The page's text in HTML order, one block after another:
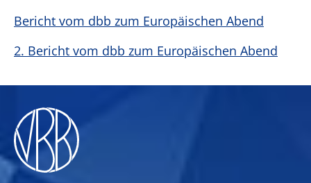
Bericht vom dbb zum Europäischen Abend
2. Bericht vom dbb zum Europäischen Abend